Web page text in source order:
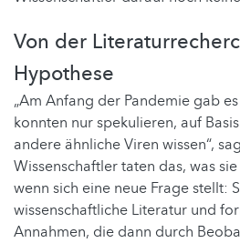
Von der
Hypothese
„Am Anfang der Pandemie gab
konnten nur spekulieren, auf
andere ähnliche Viren wissen“,
Wissenschaftler taten das, was
wenn sich eine neue Frage stellt:
wissenschaftliche Literatur und
Annahmen, die dann durch